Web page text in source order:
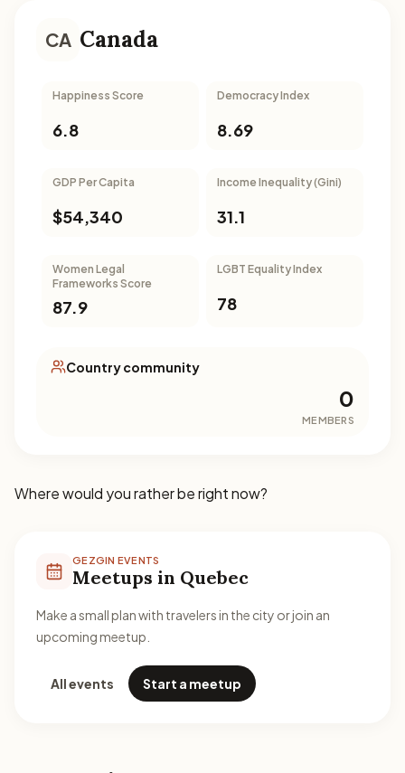
CA Canada
Happiness Score
6.8
Democracy Index
8.69
GDP Per Capita
$54,340
Income Inequality (Gini)
31.1
Women Legal
Frameworks Score
87.9
LGBT Equality Index
78
Country community
0
MEMBERS
Where would you rather be right now?
GEZGIN EVENTS
Meetups in Quebec
Make a small plan with travelers in the city or join an
upcoming meetup.
All events Start a meetup